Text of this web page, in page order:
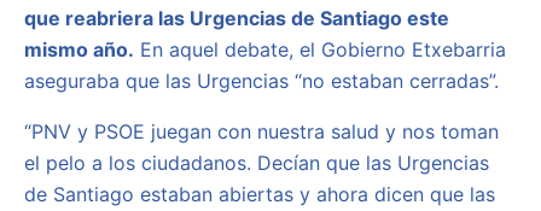
que reabriera las Urgencias de Santiago este
mismo año. En aquel debate, el Gobierno Etxebarria
aseguraba que las Urgencias “no estaban cerradas”.
“PNV y PSOE juegan con nuestra salud y nos toman
el pelo a los ciudadanos. Decían que las Urgencias
de Santiago estaban abiertas y ahora dicen que las